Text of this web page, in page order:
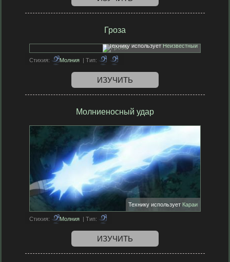
Гроза
Технику используетНеизвестный
Стихия: Молния | Тип:
ИЗУЧИТЬ
Молниеносный удар
Технику использует Караи
Стихия: Молния | Тип:
ИЗУЧИТЬ